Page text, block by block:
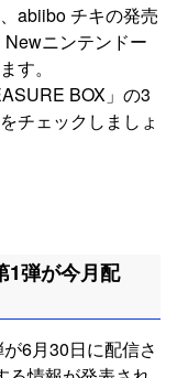
abiibo チキの発売
ニンテンドー
す。
BOX」の3
チェックしましょ
1弾が今月配
6月30日に配信さ